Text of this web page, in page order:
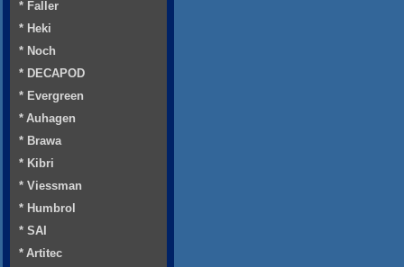
* Faller
* Heki
* Noch
* DECAPOD
* Evergreen
* Auhagen
* Brawa
* Kibri
* Viessman
* Humbrol
* SAI
* Artitec